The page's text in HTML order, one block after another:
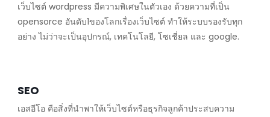
เว็บไซต์ wordpress มีความพิเศษในตัวเอง ด้วยความที่เป็น
opensorce อันดับ1ของโลกเรื่องเว็บไซต์ ทำให้ระบบรองรับทุก
อย่าง ไม่ว่าจะเป็นอุปกรณ์, เทคโนโลยี, โซเชี่ยล และ google.
SEO
เอสอีโอ คือสิ่งที่นำพาให้เว็บไซต์หรือธุรกิจลูกค้าประสบความ